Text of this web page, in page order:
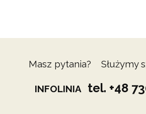
Masz pytania? Służymy
INFOLINIA tel. +48